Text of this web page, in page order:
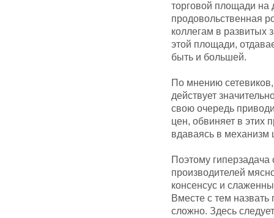
торговой площади на
продовольственная
коллегам в развитых
этой площади,
быть и большей.
По мнению
действует
свою очередь
цен, обвиняет в этих
вдаваясь в механизм
Поэтому
производителей
консенсус и
Вместе с тем назвать
сложно. Здесь